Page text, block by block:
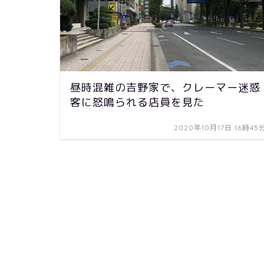
昼時混雑の吉野家で、クレーマー迷惑
客に怒鳴られる店員を見た
2020年10月17日 16時45